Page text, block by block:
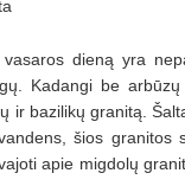
dieną yra
Kadangi be
ir bazilikų granitą.
šios granitos
apie migdolų